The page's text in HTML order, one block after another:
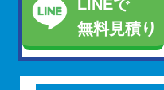
LINEで
無料見積り